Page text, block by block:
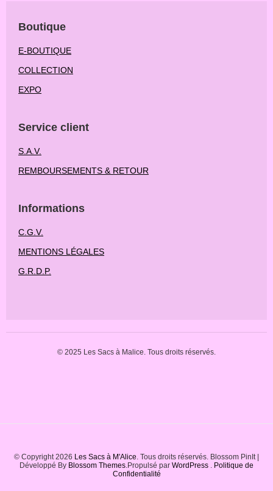
Boutique
E-BOUTIQUE
COLLECTION
EXPO
Service client
S.A.V.
REMBOURSEMENTS & RETOUR
Informations
C.G.V.
MENTIONS LÉGALES
G.R.D.P.
© 2025 Les Sacs à Malice. Tous droits réservés.
© Copyright 2026 Les Sacs à M'Alice . Tous droits réservés.
Blossom PinIt |
Développé By Blossom Themes .Propulsé par WordPress
Politique de
Confidentialité